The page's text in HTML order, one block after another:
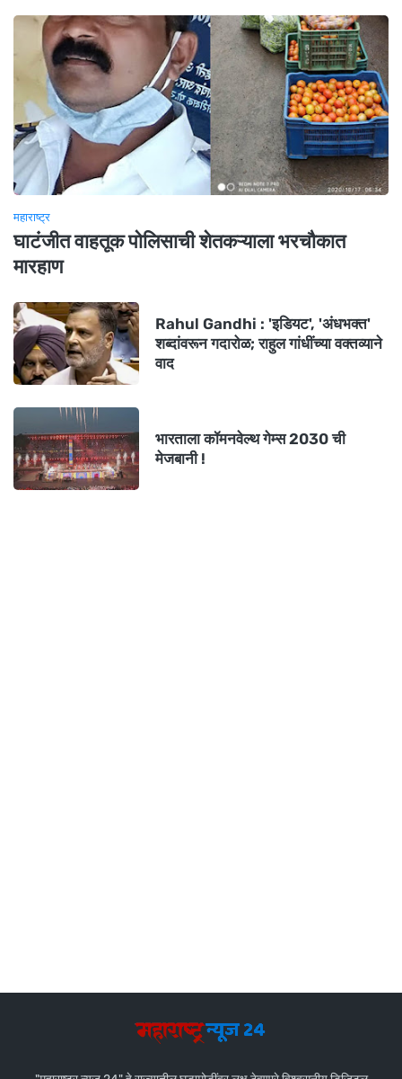
महाराष्ट्र
घाटंजीत वाहतूक पोलिसाची शेतकऱ्याला भरचौकात
मारहाण
Rahul Gandhi : 'इडियट', 'अंधभक्त'
शब्दांवरून गदारोळ; राहुल गांधींच्या वक्तव्याने
वाद
भारताला कॉमनवेल्थ गेम्स 2030 ची
मेजबानी !